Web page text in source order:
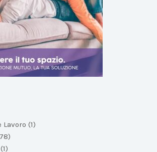
Lavoro (1)
(1)